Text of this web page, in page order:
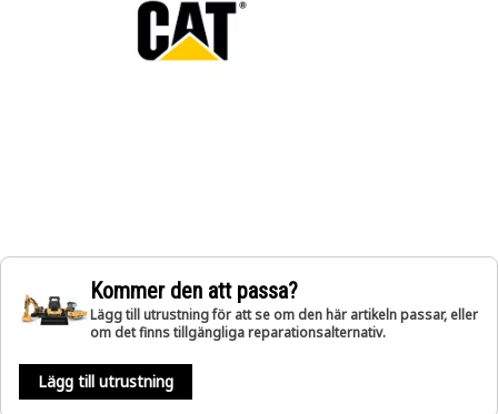
Kommer den att passa?
Lägg till utrustning för att se om den här artikeln passar, eller
om det finns tillgängliga reparationsalternativ.
Lägg till utrustning